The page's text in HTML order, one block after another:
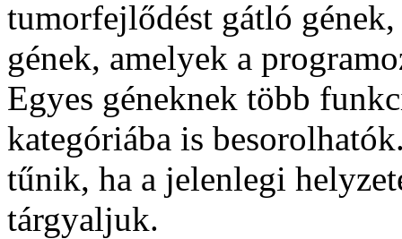
tumorfejlődést gátló
gének, amelyek a
Egyes géneknek több
kategóriába is
tűnik, ha a jelenlegi
tárgyaljuk.